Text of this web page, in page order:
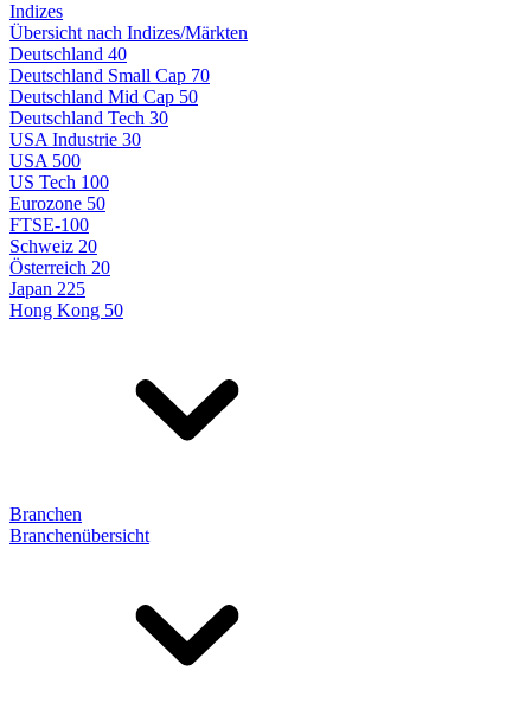
Indizes
Übersicht nach Indizes/Märkten
Deutschland 40
Deutschland Small Cap 70
Deutschland Mid Cap 50
Deutschland Tech 30
USA Industrie 30
USA 500
US Tech 100
Eurozone 50
FTSE-100
Schweiz 20
Österreich 20
Japan 225
Hong Kong 50
Branchen
Branchenübersicht